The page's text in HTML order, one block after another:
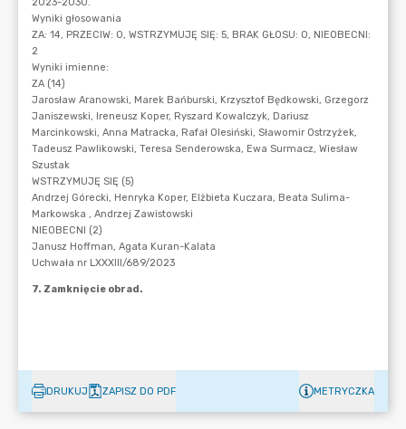
DRUKUJ ZAPISZ DO PDF METRYCZKA